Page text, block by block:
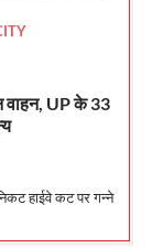
वाहन, UP के 33
हाईवे कट पर गन्ने